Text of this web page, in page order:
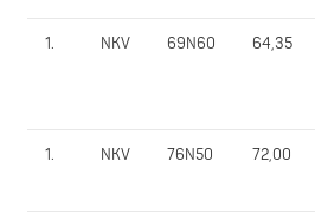
1. NKV 69N60 64,35
1. NKV 76N50 72,00